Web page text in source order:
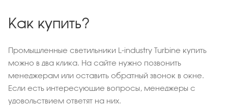
Как купить?
Промышленные светильники L-industry Turbine купить
можно в два клика. На сайте нужно позвонить
менеджерам или оставить обратный звонок в окне.
Если есть интересующие вопросы, менеджеры с
удовольствием ответят на них.